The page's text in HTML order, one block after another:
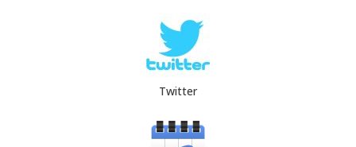
Twitter